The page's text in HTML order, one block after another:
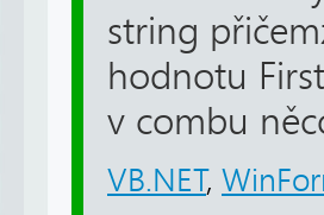
string
hodnotu
v combu
VB.NET,